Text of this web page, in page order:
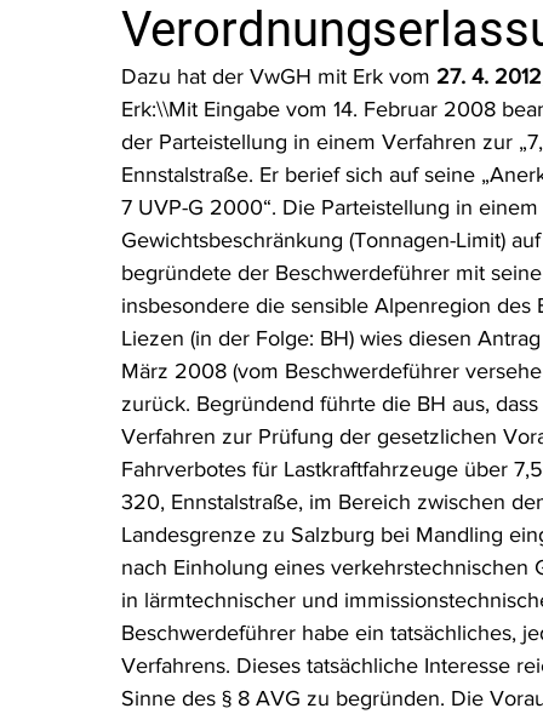
Luftreinhalterecht Naturschutzrecht
(Umwelt-)Strafrecht
Verkehr- und
Wasserrecht RDU Umwelt-Ausgabe Erdgas
Dazu hat der VwGH mit Erk vom 27. 4.
Erk:\\Mit Eingabe vom 14. Februar 2008
der Parteistellung in einem Verfahren zur
Ennstalstraße. Er berief sich auf seine
7 UVP-G 2000“. Die Parteistellung in
Gewichtsbeschränkung (Tonnagen-Limit)
begründete der Beschwerdeführer mit
insbesondere die sensible Alpenregion des
Liezen (in der Folge: BH) wies diesen
März 2008 (vom Beschwerdeführer
zurück. Begründend führte die BH aus,
Verfahren zur Prüfung der gesetzlichen
Fahrverbotes für Lastkraftfahrzeuge über
320, Ennstalstraße, im Bereich zwischen
Landesgrenze zu Salzburg bei Mandling
nach Einholung eines
in lärmtechnischer und
Beschwerdeführer habe ein tatsächliches,
Verfahrens. Dieses tatsächliche Interesse
Sinne des § 8 AVG zu begründen. Die